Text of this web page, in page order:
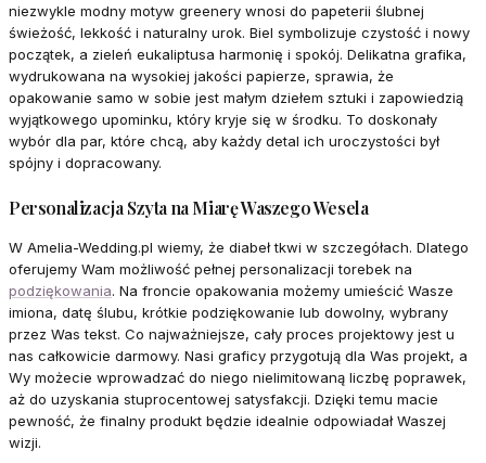
niezwykle modny motyw greenery wnosi do papeterii ślubnej
świeżość, lekkość i naturalny urok. Biel symbolizuje czystość i nowy
początek, a zieleń eukaliptusa harmonię i spokój. Delikatna grafika,
wydrukowana na wysokiej jakości papierze, sprawia, że
opakowanie samo w sobie jest małym dziełem sztuki i zapowiedzią
wyjątkowego upominku, który kryje się w środku. To doskonały
wybór dla par, które chcą, aby każdy detal ich uroczystości był
spójny i dopracowany.
Personalizacja Szyta na Miarę Waszego Wesela
W Amelia-Wedding.pl wiemy, że diabeł tkwi w szczegółach. Dlatego
oferujemy Wam możliwość pełnej personalizacji torebek na
podziękowania. Na froncie opakowania możemy umieścić Wasze
imiona, datę ślubu, krótkie podziękowanie lub dowolny, wybrany
przez Was tekst. Co najważniejsze, cały proces projektowy jest u
nas całkowicie darmowy. Nasi graficy przygotują dla Was projekt, a
Wy możecie wprowadzać do niego nielimitowaną liczbę poprawek,
aż do uzyskania stuprocentowej satysfakcji. Dzięki temu macie
pewność, że finalny produkt będzie idealnie odpowiadał Waszej
wizji.